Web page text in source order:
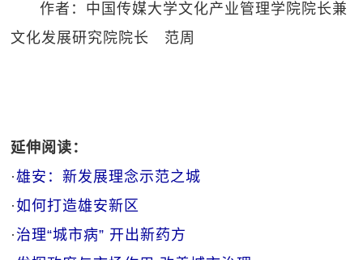
作者：中国传媒大学文化产业管理学院院长兼
文化发展研究院院长 范周
延伸阅读：
·雄安：新发展理念示范之城
·如何打造雄安新区
· 治理“城市病” 开出新药方